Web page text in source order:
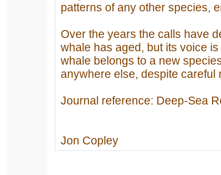
patterns of any other species,
Over the years the calls have
whale has aged, but its voice
whale belongs to a new
anywhere else, despite careful
Journal reference: Deep-Sea
Jon Copley